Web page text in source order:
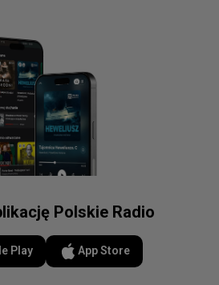
Polskie Radio
Play App Store